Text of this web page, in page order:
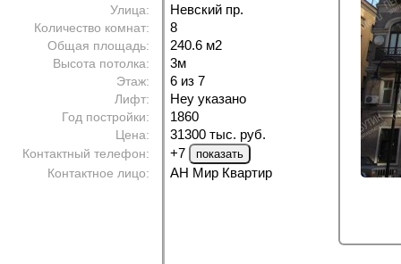
Улица: Невский пр.
Количество комнат: 8
Общая площадь: 240.6 м2
Высота потолка: 3м
Этаж: 6 из 7
Лифт: Неу указано
Год постройки: 1860
Цена: 31300 тыс. руб.
Контактный телефон: +7
Контактное лицо: АН Мир Квартир